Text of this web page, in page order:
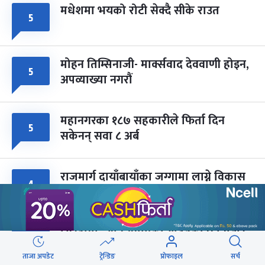
५ मधेशमा भयको रोटी सेक्दै सीके राउत
५ मोहन तिम्सिनाजी- मार्क्सवाद देववाणी होइन,
अपव्याख्या नगरौं
५ महानगरका १८७ सहकारीले फिर्ता दिन
सकेनन् सवा ८ अर्ब
४ राजमार्ग दायाँबायाँका जग्गामा लाग्ने विकास
कर ५ प्रतिशत बिन्दु बढाइँदै
३ सिरहामा ज्यान गुमाएका यादवको घटनाबारे
छानबिन गर्न समिति गठन
ताजा अपडेट ट्रेन्डिङ प्रोफाइल सर्च